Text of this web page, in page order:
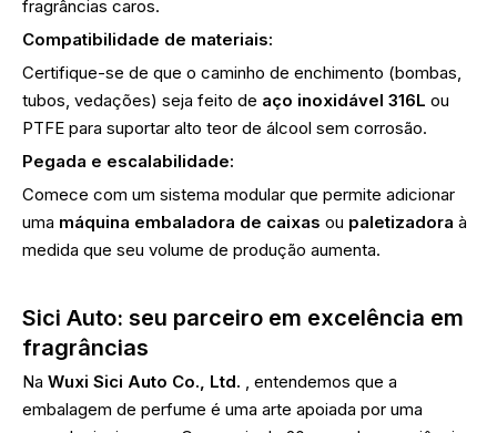
fragrâncias caros.
Compatibilidade de materiais:
Certifique-se de que o caminho de enchimento (bombas,
tubos, vedações) seja feito de aço inoxidável 316L ou
PTFE para suportar alto teor de álcool sem corrosão.
Pegada e escalabilidade:
Comece com um sistema modular que permite adicionar
uma máquina embaladora de caixas ou paletizadora à
medida que seu volume de produção aumenta.
Sici Auto: seu parceiro em excelência em
fragrâncias
Na Wuxi Sici Auto Co., Ltd. , entendemos que a
embalagem de perfume é uma arte apoiada por uma